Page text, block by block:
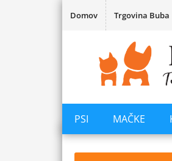
Domov Trgovina Buba
PSI MAČKE